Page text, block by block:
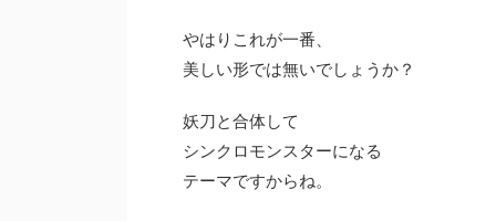
やはりこれが一番、
美しい形では無いでしょうか？
妖刀と合体して
シンクロモンスターになる
テーマですからね。